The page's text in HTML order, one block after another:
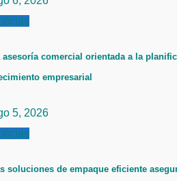
asesoría comercial orientada a la
empresarial
5, 2026
soluciones de empaque eficiente